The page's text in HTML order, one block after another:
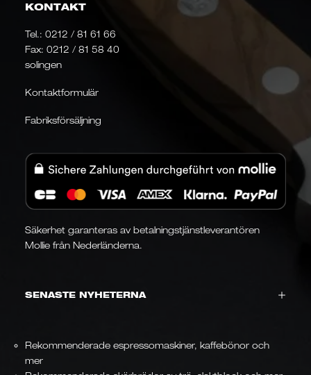
KONTAKT
Tel.: 0212 / 81 61 66
Fax: 0212 / 81 58 40
solingen
Kontaktformulär
Fabriksförsäljning
Säkerhet garanteras av betalningstjänstleverantören
Mollie från Nederländerna.
SENASTE NYHETERNA
Rekommenderade espressomaskiner, kaffebönor och
mer